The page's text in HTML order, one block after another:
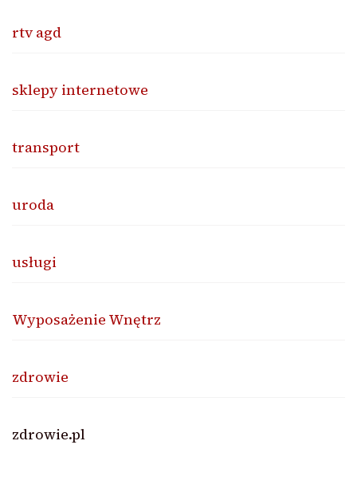
rtv agd
sklepy internetowe
transport
uroda
usługi
Wyposażenie Wnętrz
zdrowie
zdrowie.pl